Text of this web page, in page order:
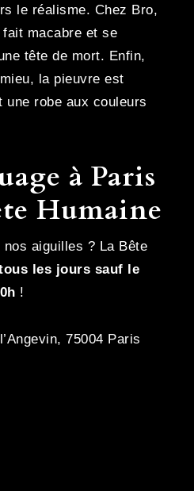
le réalisme. Chez Bro,
fait macabre et se
tête de mort. Enfin,
la pieuvre est
une robe aux couleurs
à Paris
Humaine
aiguilles ? La Bête
les jours sauf le
!
75004 Paris